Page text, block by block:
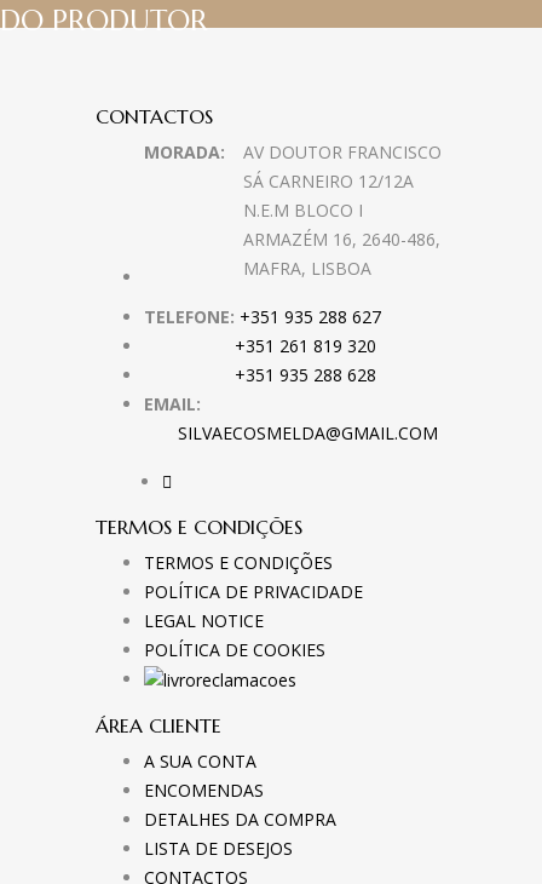
DO PRODUTOR
CONTACTOS
MORADA:
AV DOUTOR FRANCISCO
SÁ CARNEIRO 12/12A
N.E.M BLOCO I
ARMAZÉM 16, 2640-486,
MAFRA, LISBOA
TELEFONE: +351 935 288 627
+351 261 819 320
+351 935 288 628
EMAIL:
SILVAECOSMELDA@GMAIL.COM
TERMOS E CONDIÇÕES
TERMOS E CONDIÇÕES
POLÍTICA DE PRIVACIDADE
LEGAL NOTICE
POLÍTICA DE COOKIES
ÁREA CLIENTE
A SUA CONTA
ENCOMENDAS
DETALHES DA COMPRA
LISTA DE DESEJOS
CONTACTOS